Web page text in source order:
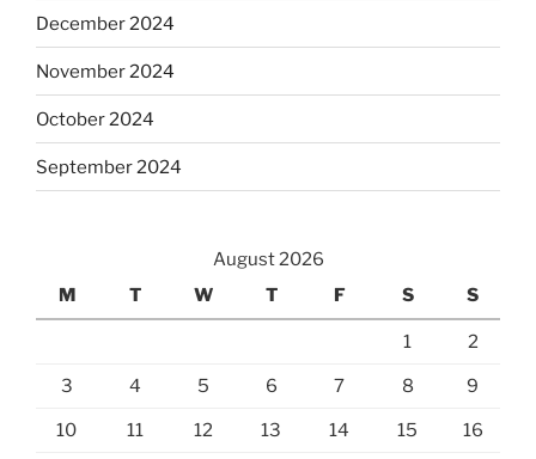
December 2024
November 2024
October 2024
September 2024
August 2026
M
T W T F S S
1 2
3 4 5 6 7 8 9
10 11 12 13 14 15 16